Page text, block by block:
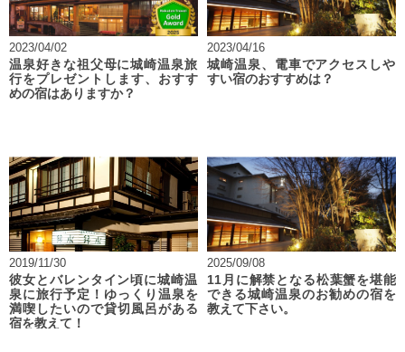
2023/04/02
温泉好きな祖父母に城崎温泉旅
行をプレゼントします、おすす
めの宿はありますか？
2023/04/16
城崎温泉、電車でアクセスしや
すい宿のおすすめは？
2019/11/30
彼女とバレンタイン頃に城崎温
泉に旅行予定！ゆっくり温泉を
満喫したいので貸切風呂がある
宿を教えて！
2025/09/08
11月に解禁となる松葉蟹を堪能
できる城崎温泉のお勧めの宿を
教えて下さい。